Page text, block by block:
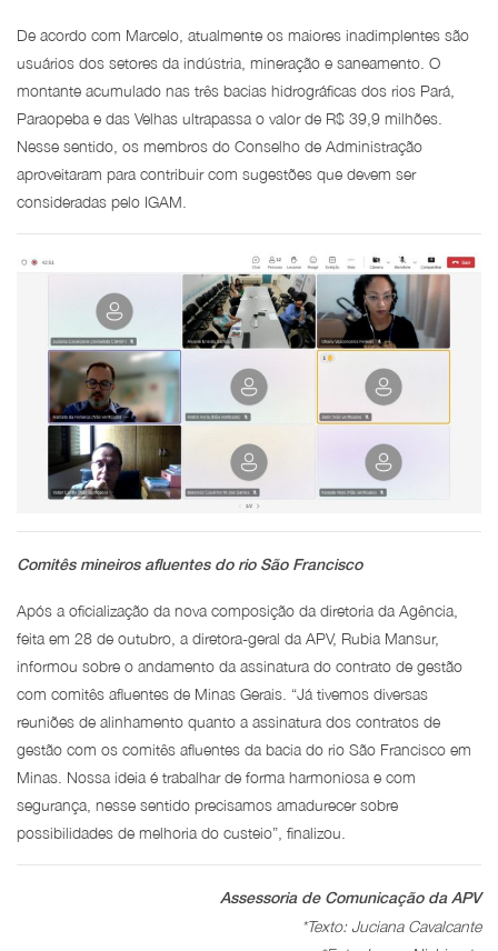
De acordo com Marcelo, atualmente os maiores inadimplentes são
usuários dos setores da indústria, mineração e saneamento. O
montante acumulado nas três bacias hidrográficas dos rios Pará,
Paraopeba e das Velhas ultrapassa o valor de R$ 39,9 milhões.
Nesse sentido, os membros do Conselho de Administração
aproveitaram para contribuir com sugestões que devem ser
consideradas pelo IGAM.
Comitês mineiros afluentes do rio São Francisco
Após a oficialização da nova composição da diretoria da Agência,
feita em 28 de outubro, a diretora-geral da APV, Rubia Mansur,
informou sobre o andamento da assinatura do contrato de gestão
com comitês afluentes de Minas Gerais. “Já tivemos diversas
reuniões de alinhamento quanto a assinatura dos contratos de
gestão com os comitês afluentes da bacia do rio São Francisco em
Minas. Nossa ideia é trabalhar de forma harmoniosa e com
segurança, nesse sentido precisamos amadurecer sobre
possibilidades de melhoria do custeio”, finalizou.
Assessoria de Comunicação da APV
*Texto: Juciana Cavalcante